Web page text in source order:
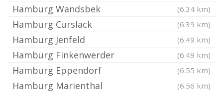
Hamburg Wandsbek (6.34 km)
Hamburg Curslack (6.39 km)
Hamburg Jenfeld (6.49 km)
Hamburg Finkenwerder (6.49 km)
Hamburg Eppendorf (6.55 km)
Hamburg Marienthal (6.56 km)